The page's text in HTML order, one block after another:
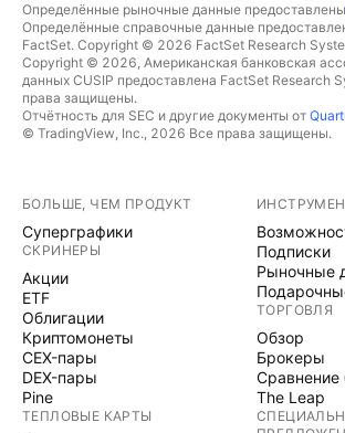
Определённые рыночные данные предоставлены
Определённые справочные данные
FactSet. Copyright © 2026 FactSet Research
Copyright © 2026, Американская банковская
данных CUSIP предоставлена FactSet Research
права защищены.
Отчётность для SEC и другие документы от
© TradingView, Inc., 2026 Все права защищены.
БОЛЬШЕ, ЧЕМ ПРОДУКТ
Суперграфики
СКРИНЕРЫ
Акции
ETF
Облигации
Криптомонеты
CEX-пары
DEX-пары
Pine
ТЕПЛОВЫЕ КАРТЫ
Подписки
Рыночные
ТОРГОВЛЯ
Обзор
Брокеры
Сравнение
The Leap